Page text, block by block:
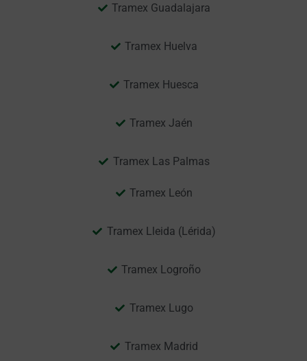
Tramex Guadalajara
Tramex Huelva
Tramex Huesca
Tramex Jaén
Tramex Las Palmas
Tramex León
Tramex Lleida (Lérida)
Tramex Logroño
Tramex Lugo
Tramex Madrid